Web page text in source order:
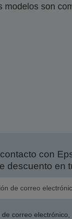
modelos son
con
descuento en
correo